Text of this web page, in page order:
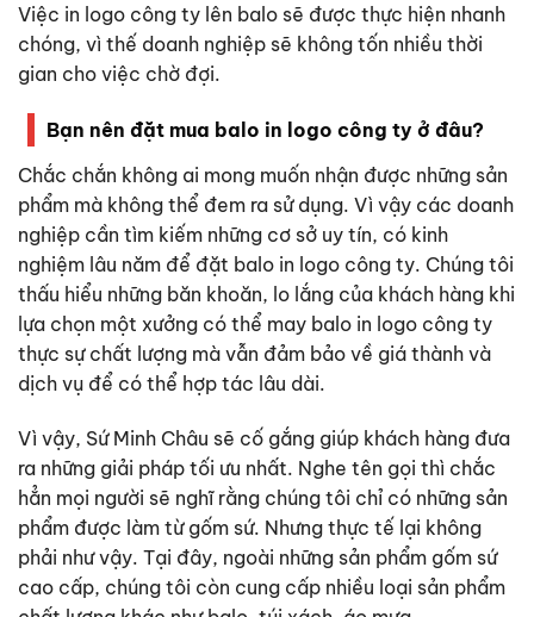
Việc in logo công ty lên balo sẽ được thực hiện nhanh
chóng, vì thế doanh nghiệp sẽ không tốn nhiều thời
gian cho việc chờ đợi.
Bạn nên đặt mua balo in logo công ty ở đâu?
Chắc chắn không ai mong muốn nhận được những sản
phẩm mà không thể đem ra sử dụng. Vì vậy các doanh
nghiệp cần tìm kiếm những cơ sở uy tín, có kinh
nghiệm lâu năm để đặt balo in logo công ty. Chúng tôi
thấu hiểu những băn khoăn, lo lắng của khách hàng khi
lựa chọn một xưởng có thể may balo in logo công ty
thực sự chất lượng mà vẫn đảm bảo về giá thành và
dịch vụ để có thể hợp tác lâu dài.
Vì vậy, Sứ Minh Châu sẽ cố gắng giúp khách hàng đưa
ra những giải pháp tối ưu nhất. Nghe tên gọi thì chắc
hẳn mọi người sẽ nghĩ rằng chúng tôi chỉ có những sản
phẩm được làm từ gốm sứ. Nhưng thực tế lại không
phải như vậy. Tại đây, ngoài những sản phẩm gốm sứ
cao cấp, chúng tôi còn cung cấp nhiều loại sản phẩm